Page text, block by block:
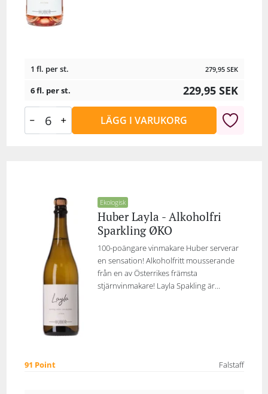
1 fl. per st. 279,95 SEK
6 fl. per st. 229,95 SEK
LÄGG I VARUKORG
Ekologisk
Huber Layla - Alkoholfri
Sparkling ØKO
100-poängare vinmakare Huber serverar
en sensation! Alkoholfritt mousserande
från en av Österrikes främsta
stjärnvinmakare! Layla Spakling är...
91 Point Falstaff